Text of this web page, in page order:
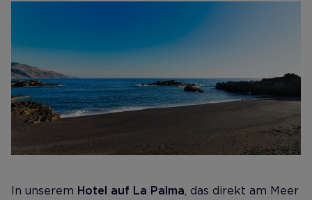
In unserem Hotel auf La Palma, das direkt am Meer